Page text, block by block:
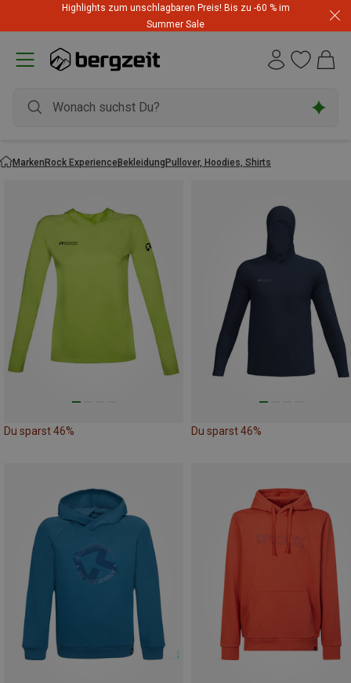
Highlights zum unschlagbaren Preis! Bis zu -60 % im
Summer Sale
MarkenRock ExperienceBekleidungPullover, Hoodies, Shirts
Du sparst 46% Du sparst 46%